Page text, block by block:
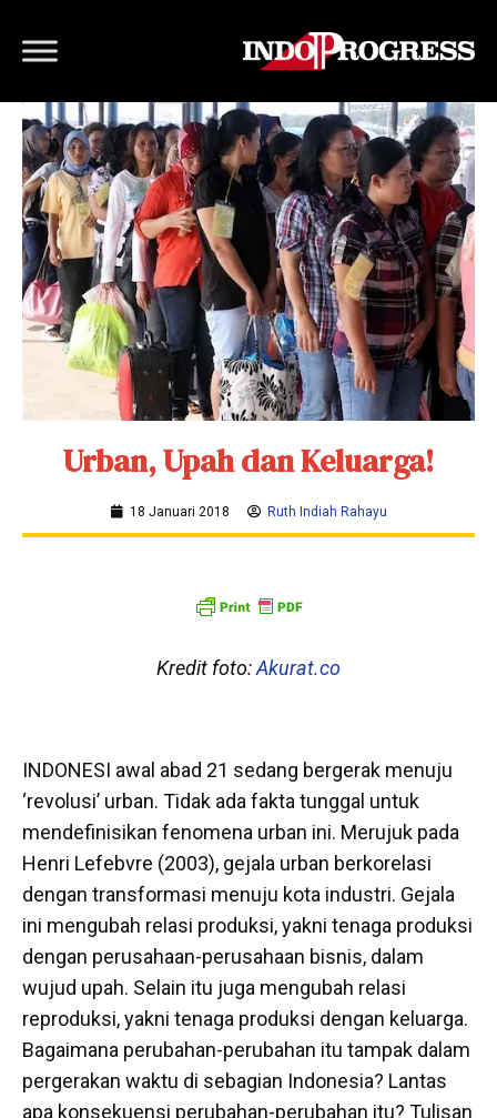
Urban, Upah dan Keluarga!
18 Januari 2018 Ruth Indiah Rahayu
Kredit foto:Akurat.co
INDONESI awal abad 21 sedang bergerak menuju
‘revolusi’ urban. Tidak ada fakta tunggal untuk
mendefinisikan fenomena urban ini. Merujuk pada
Henri Lefebvre (2003), gejala urban berkorelasi
dengan transformasi menuju kota industri. Gejala
ini mengubah relasi produksi, yakni tenaga produksi
dengan perusahaan-perusahaan bisnis, dalam
wujud upah. Selain itu juga mengubah relasi
reproduksi, yakni tenaga produksi dengan keluarga.
Bagaimana perubahan-perubahan itu tampak dalam
pergerakan waktu di sebagian Indonesia? Lantas
apa konsekuensi perubahan-perubahan itu? Tulisan